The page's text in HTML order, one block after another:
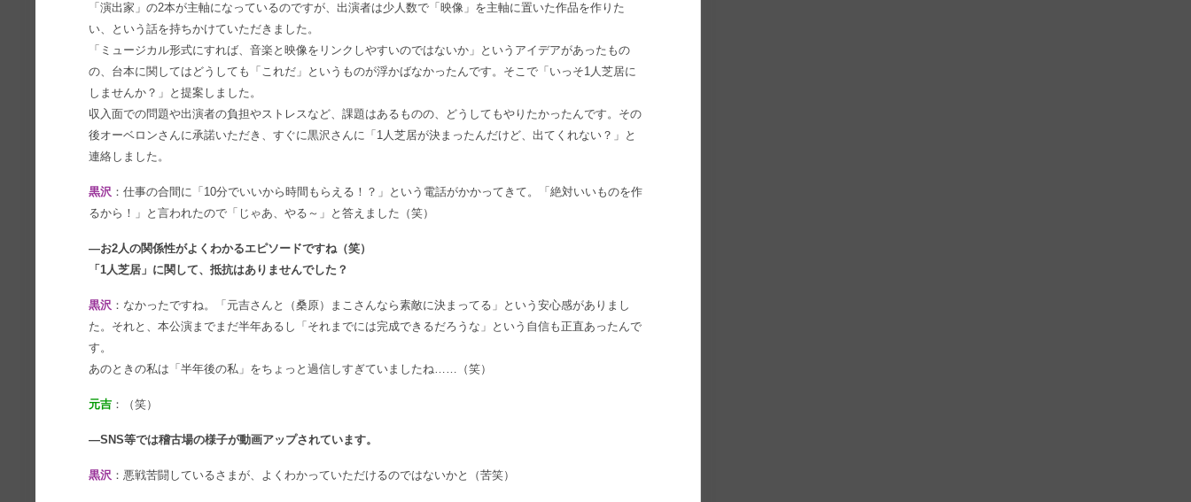
「演出家」の2本が主軸になっているのですが、出演者は少人数で「映像」を主軸に置いた作品を作りた
い、という話を持ちかけていただきました。
「ミュージカル形式にすれば、音楽と映像をリンクしやすいのではないか」というアイデアがあったもの
の、台本に関してはどうしても「これだ」というものが浮かばなかったんです。そこで「いっそ1人芝居に
しませんか？」と提案しました。
収入面での問題や出演者の負担やストレスなど、課題はあるものの、どうしてもやりたかったんです。その
後オーベロンさんに承諾いただき、すぐに黒沢さんに「1人芝居が決まったんだけど、出てくれない？」と
連絡しました。
黒沢 ：仕事の合間に「10分でいいから時間もらえる！？」という電話がかかってきて。「絶対いいものを作
るから！」と言われたので「じゃあ、やる～」と答えました（笑）
―お2人の関係性がよくわかるエピソードですね（笑）
「1人芝居」に関して、抵抗はありませんでした？
黒沢 ：なかったですね。「元吉さんと（桑原）まこさんなら素敵に決まってる」という安心感がありまし
た。それと、本公演までまだ半年あるし「それまでには完成できるだろうな」という自信も正直あったんで
す。
あのときの私は「半年後の私」をちょっと過信しすぎていましたね……（笑）
元吉 ：（笑）
―SNS等では稽古場の様子が動画アップされています。
黒沢 ：悪戦苦闘しているさまが、よくわかっていただけるのではないかと（苦笑）